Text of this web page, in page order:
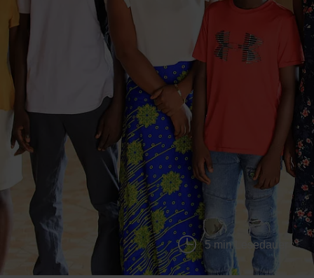
5 min Lesedauer